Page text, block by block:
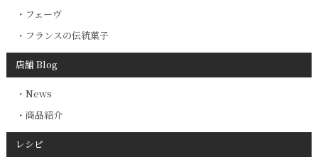
フェーヴ
フランスの伝統菓子
店舗 Blog
News
商品紹介
レシピ